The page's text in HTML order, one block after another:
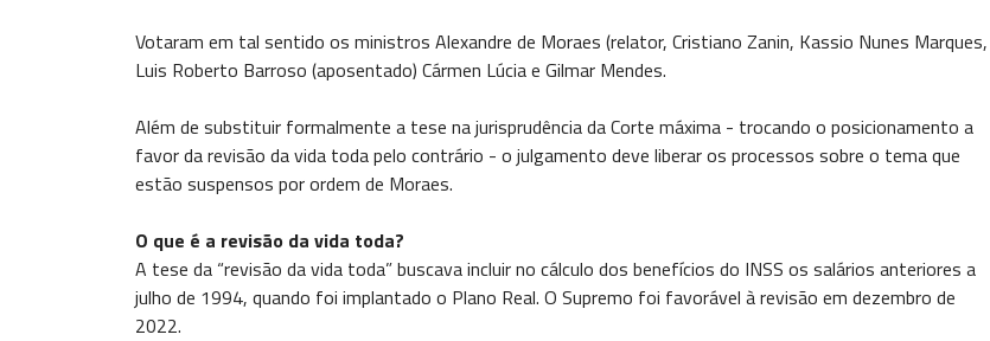
Votaram em tal sentido os ministros Alexandre de Moraes (relator, Cristiano Zanin, Kassio Nunes Marques,
Luis Roberto Barroso (aposentado) Cármen Lúcia e Gilmar Mendes.
Além de substituir formalmente a tese na jurisprudência da Corte máxima - trocando o posicionamento a
favor da revisão da vida toda pelo contrário - o julgamento deve liberar os processos sobre o tema que
estão suspensos por ordem de Moraes.
O que é a revisão da vida toda?
A tese da “revisão da vida toda” buscava incluir no cálculo dos benefícios do INSS os salários anteriores a
julho de 1994, quando foi implantado o Plano Real. O Supremo foi favorável à revisão em dezembro de
2022.